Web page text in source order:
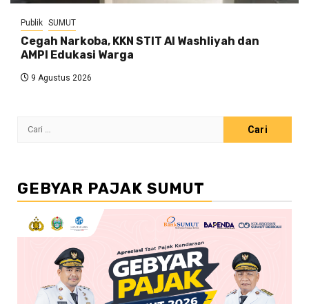
Publik SUMUT
Cegah Narkoba, KKN STIT Al Washliyah dan
AMPI Edukasi Warga
9 Agustus 2026
Cari
GEBYAR PAJAK SUMUT